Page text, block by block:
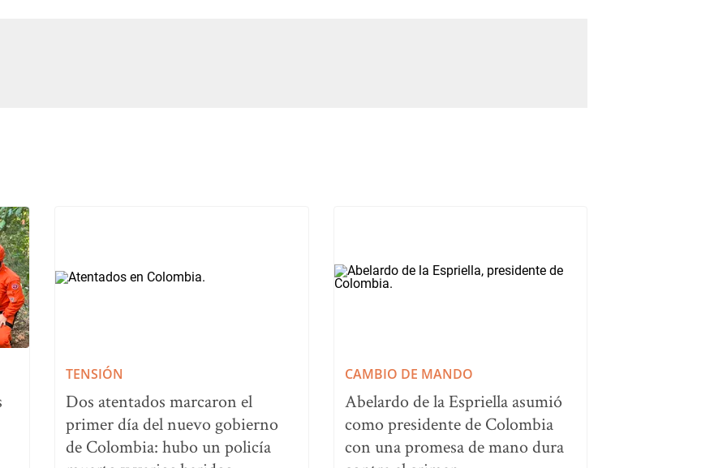
TENSIÓN
Dos atentados marcaron el
primer día del nuevo gobierno
de Colombia: hubo un policía
CAMBIO DE MANDO
Abelardo de la Espriella asumió
como presidente de Colombia
con una promesa de mano dura